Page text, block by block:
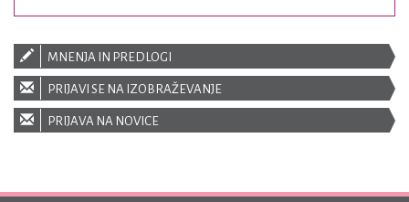
MNENJA IN PREDLOGI
PRIJAVI SE NA IZOBRAŽEVANJE
PRIJAVA NA NOVICE